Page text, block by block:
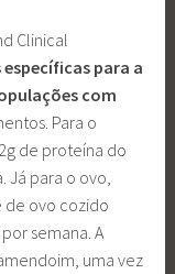
Clinical
para a
com
Para o
de proteína do
Já para o ovo,
de ovo cozido
semana. A
uma vez